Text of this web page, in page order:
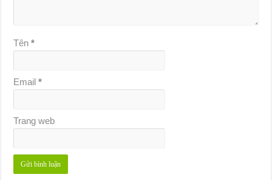
Tên*
Email*
Trang web